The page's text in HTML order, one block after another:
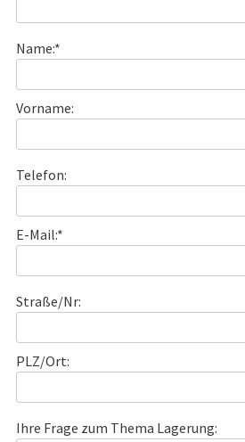
Name:*
Vorname:
Telefon:
E-Mail:*
Straße/Nr:
PLZ/Ort:
Ihre Frage zum Thema Lagerung: